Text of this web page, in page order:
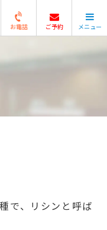
お電話 ご予約 メニュー
閉じる
で、リシンと呼ば